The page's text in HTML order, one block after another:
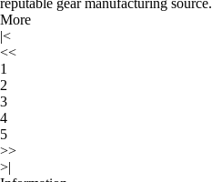
reputable gear manufacturing source.
More
|<
<<
1
2
3
4
5
>>
>|